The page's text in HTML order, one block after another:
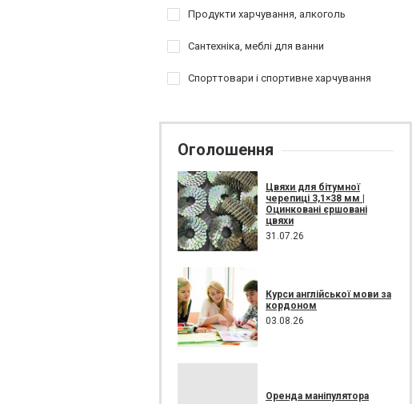
Продукти харчування, алкоголь
Сантехніка, меблі для ванни
Спорттовари і спортивне харчування
Оголошення
Цвяхи для бітумної
черепиці 3,1×38 мм |
Оцинковані єршовані
цвяхи
31.07.26
Курси англійської мови за
кордоном
03.08.26
Оренда маніпулятора